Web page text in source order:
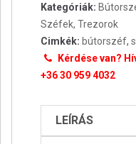
Kategóriák:
Széfek, Trezorok
Cimkék: bútorszéf,
Kérdése van?
+36 30 959 4032
LEÍRÁS